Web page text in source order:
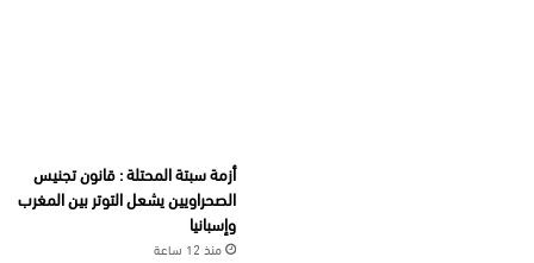
أزمة سبتة المحتلة : قانون تجنيس
الصحراويين يشعل التوتر بين المغرب
وإسبانيا
منذ 12 ساعة